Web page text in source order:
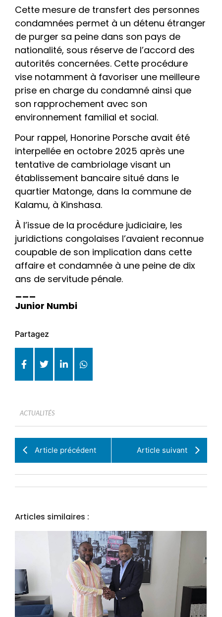
Cette mesure de transfert des personnes
condamnées permet à un détenu étranger
de purger sa peine dans son pays de
nationalité, sous réserve de l’accord des
autorités concernées. Cette procédure
vise notamment à favoriser une meilleure
prise en charge du condamné ainsi que
son rapprochement avec son
environnement familial et social.
Pour rappel, Honorine Porsche avait été
interpellée en octobre 2025 après une
tentative de cambriolage visant un
établissement bancaire situé dans le
quartier Matonge, dans la commune de
Kalamu, à Kinshasa.
À l’issue de la procédure judiciaire, les
juridictions congolaises l’avaient reconnue
coupable de son implication dans cette
affaire et condamnée à une peine de dix
ans de servitude pénale.
Junior Numbi
Partagez
ACTUALITÉS
Article précédent Article suivant
Articles similaires :